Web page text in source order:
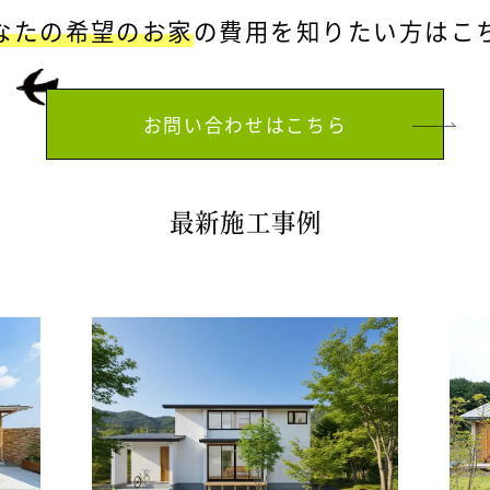
たの希望のお家の費用を知りたい方はこ
お問い合わせはこちら
最新施工事例